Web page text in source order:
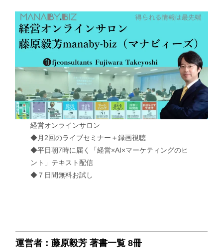
経営オンラインサロン
◆月2回のライブセミナー＋録画視聴
◆平日朝7時に届く「経営×AI×マーケティングのヒ
ント」テキスト配信
◆７日間無料お試し
運営者：藤原毅芳 著書一覧 8冊